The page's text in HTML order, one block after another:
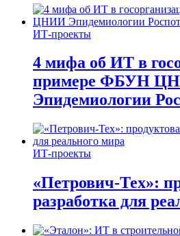
ИТ-проекты
4 мифа об ИТ в
примере ФБУН
Эпидемиологии
ИТ-проекты
«Петрович-Тех»:
разработка для